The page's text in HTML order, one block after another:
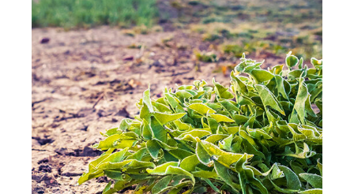
О нас
Об институте
Научные подразделения
Администрация
Сотрудники